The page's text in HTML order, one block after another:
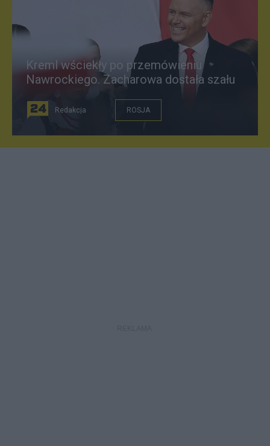
Kreml wściekły po przemówieniu
Nawrockiego. Zacharowa dostała szału
Redakcja ROSJA